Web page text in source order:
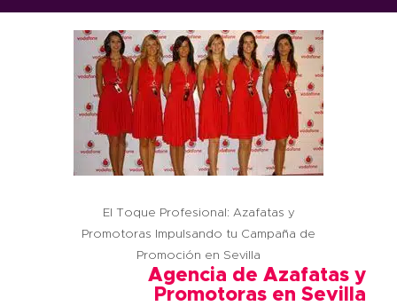
El Toque Profesional: Azafatas y
Promotoras Impulsando tu Campaña de
Promoción en Sevilla
Agencia de Azafatas y
Promotoras en Sevilla